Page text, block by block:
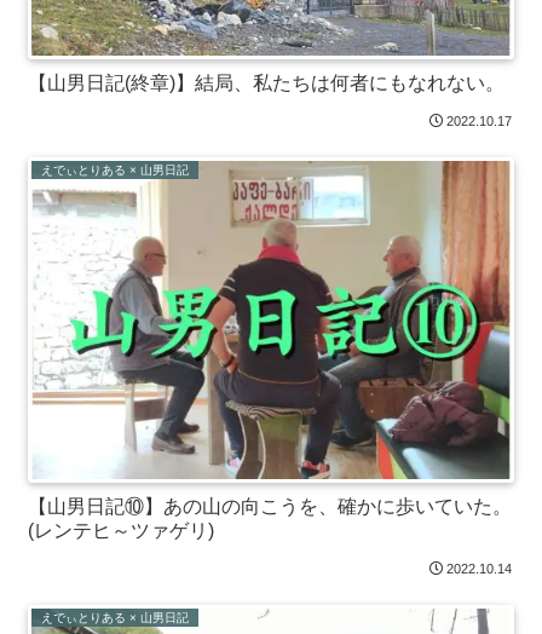
【山男日記(終章)】結局、私たちは何者にもなれない。
2022.10.17
えでぃとりある × 山男日記
【山男日記⑩】あの山の向こうを、確かに歩いていた。
(レンテヒ～ツァゲリ)
2022.10.14
えでぃとりある × 山男日記